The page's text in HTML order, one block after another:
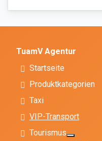
TuamV Agentur
Startseite
Produktkategorien
Taxi
VIP-Transport
Tourismus